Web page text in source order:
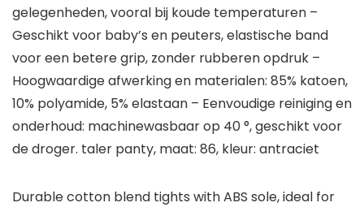
gelegenheden, vooral bij koude temperaturen –
Geschikt voor baby’s en peuters, elastische band
voor een betere grip, zonder rubberen opdruk –
Hoogwaardige afwerking en materialen: 85% katoen,
10% polyamide, 5% elastaan – Eenvoudige reiniging en
onderhoud: machinewasbaar op 40 °, geschikt voor
de droger. taler panty, maat: 86, kleur: antraciet
Durable cotton blend tights with ABS sole, ideal for